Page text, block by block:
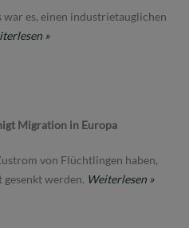
es, einen industrietauglichen
»
Migration in Europa
von Flüchtlingen haben,
werden. Weiterlesen »